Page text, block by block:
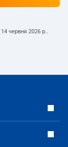
14 червня 2026 р..